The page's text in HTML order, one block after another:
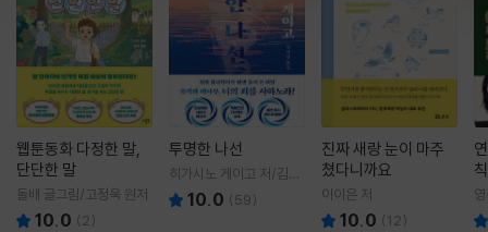
웹툰동화 다정한 말,
단단한 말
돌배 글그림/고정욱 원저
10.0 ( 2)
투명한 나선
히가시노 게이고 저/김선
영 역10.0 (59)
진짜 새랑 눈이 마주
쳤다니까요
이이은 저
10.0 (12)
칙